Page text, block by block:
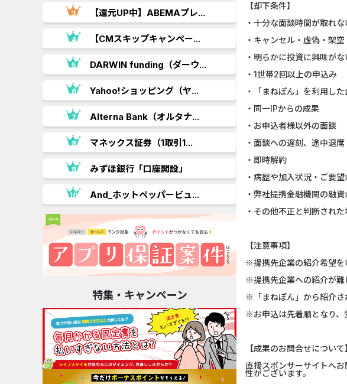
【還元UP中】ABEMAプレ...
【CMスキップキャンペー...
DARWIN funding（ダーウ...
Yahoo!ショッピング（ヤ...
Alterna Bank（オルタナ...
マネックス証券（1取引1...
みずほ銀行「口座開設」
And_ホットペッパービュ...
U-NEXT_無料
DOOR賃貸
グリーン・ワ
【Ipsos iSay
Wood Block
Nielsen（ニー
特集・キャンペーン
【却下条件】
・十分な面談時間が取れな
・キャンセル・虚偽・架
・明らかに投資に興味が
・1世帯2回以上の申込み
・「まねぽん」を利用し
・同一IPからの成果
・お申込者様以外の面談
・面談への遅刻、途中退席
・即時解約
・病歴や加入状況・ご要
・弊社提携金融機関の融
・その他不正と判断された
【注意事項】
※提携先企業の紹介希望を
※提携先企業への紹介が難
※「まねぽん」から紹介さ
※お申込は先着順となり、
【成果のお問合せについて
直接スポンサーサイトへ
性がございます。